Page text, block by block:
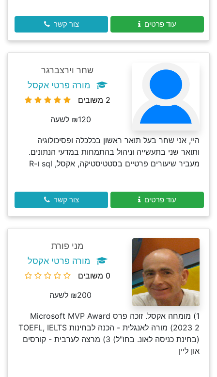
עוד פרטים צור קשר
שחר וירצברגר
מורה פרטי אקסל
2 משובים
₪120 לשעה
היי, אני שחר בעל תואר ראשון בכלכלה ופסיכולוגיה
ותואר שני בתעשייה וניהול בהתמחות במדעי הנתונים.
מעביר שיעורים פרטיים בסטטיסטיקה, אקסל, sql ו-R
עוד פרטים צור קשר
מני פורת
מורה פרטי אקסל
0 משובים
₪200 לשעה
1) מומחה אקסל. זוכה פרס Microsoft MVP Award
2023 2) מורה לאנגלית - הכנה לבחינות TOEFL, IELTS
(בחינת כניסה לאונ. בחו"ל) 3) מרצה לערבית - קורסים
און ליין